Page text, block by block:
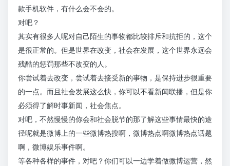
款手机软件，有什么会不会的。
对吧？
其实有很多人呢对自己陌生的事物都比较排斥和抗拒的，这个
是很正常的。但是世界在改变，社会在发展，这个世界永远会
残酷的惩罚那些不改变的人。
你尝试着去改变，尝试着去接受新的事物，是保持进步很重要
的一点。而且社会发展这么快，你可以不看新闻联播，但是你
必须得了解时事新闻，社会焦点。
对吧，不然慢慢的你会和社会脱节的那了解这些事情最快的途
径呢就是微博上的一些微博热搜啊，微博热点啊微博热点话题
啊，微博娱乐事件啊。
等各种各样的事件，对吧？你们可以一边学着做微博运营，然